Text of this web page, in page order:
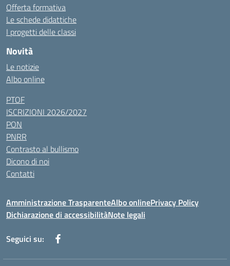
Offerta formativa
Le schede didattiche
I progetti delle classi
Novità
Le notizie
Albo online
PTOF
ISCRIZIONI 2026/2027
PON
PNRR
Contrasto al bullismo
Dicono di noi
Contatti
Amministrazione TrasparenteAlbo onlinePrivacy Policy
Dichiarazione di accessibilitàNote legali
Seguici su: